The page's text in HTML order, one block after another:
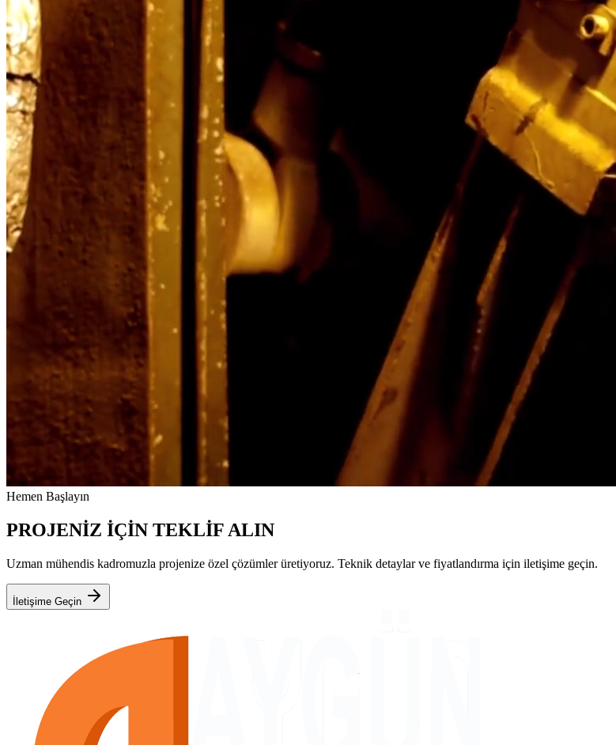
Hemen Başlayın
PROJENİZ İÇİN TEKLİF ALIN
Uzman mühendis kadromuzla projenize özel çözümler üretiyoruz. Teknik detaylar ve fiyatlandırma için iletişime geçin.
İletişime Geçin